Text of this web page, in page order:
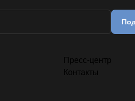
Пресс-центр
Контакты